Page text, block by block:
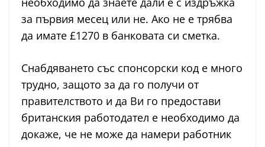
за първия месец или не. Ако не е трябва
да имате £1270 в банковата си сметка.
Снабдяването със спонсорски код е много
трудно, защото за да го получи от
правителството и да Ви го предостави
британския работодател е необходимо да
докаже, че не може да намери работник